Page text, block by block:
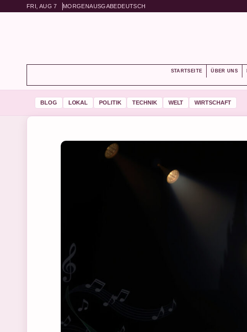
FRI, AUG 7 MORGENAUSGABEDEUTSCH
STARTSEITE ÜBER UNS
BLOG LOKAL POLITIK TECHNIK WELT WIRTSCHAFT